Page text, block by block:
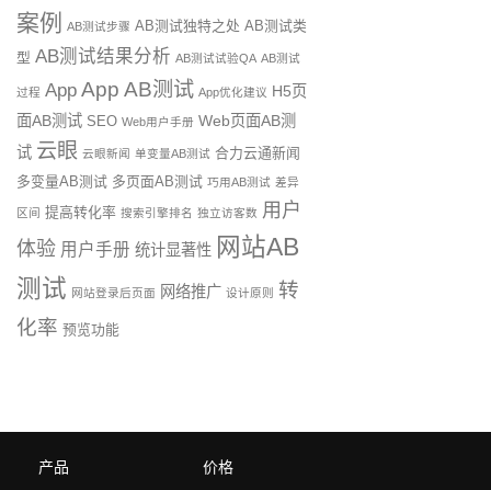
案例
AB测试步骤 AB测试独特之处 AB测试类
型 AB测试结果分析 AB测试试验QA AB测试
过程 App App AB测试 App优化建议 H5页
面AB测试 SEO Web用户手册 Web页面AB测
试 云眼 云眼新闻 单变量AB测试 合力云通新闻
多变量AB测试 多页面AB测试 巧用AB测试 差异
区间 提高转化率 搜索引擎排名 独立访客数 用户
体验 用户手册 统计显著性 网站AB
测试 网站登录后页面 网络推广 设计原则
转
化率 预览功能
产品
价格